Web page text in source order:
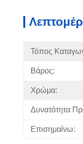
Τόπος
Βάρος:
Χρώμα:
Δυνατότητα
Επισημαίνω: